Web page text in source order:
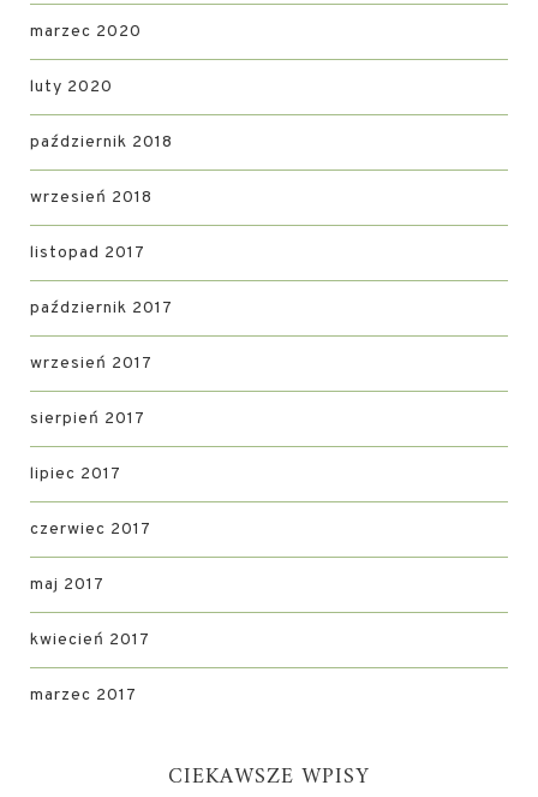
marzec 2020
luty 2020
październik 2018
wrzesień 2018
listopad 2017
październik 2017
wrzesień 2017
sierpień 2017
lipiec 2017
czerwiec 2017
maj 2017
kwiecień 2017
marzec 2017
CIEKAWSZE WPISY